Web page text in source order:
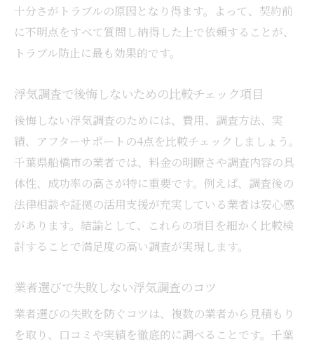
十分さがトラブルの原因となり得ます。よって、契約前
に不明点をすべて質問し納得した上で依頼することが、
トラブル防止に最も効果的です。
浮気調査で後悔しないための比較チェック項目
後悔しない浮気調査のためには、費用、調査方法、実
績、アフターサポートの4点を比較チェックしましょう。
千葉県船橋市の業者では、料金の明瞭さや調査内容の具
体性、成功率の高さが特に重要です。例えば、調査後の
法律相談や証拠の活用支援が充実している業者は安心感
があります。結論として、これらの項目を細かく比較検
討することで満足度の高い調査が実現します。
業者選びで失敗しない浮気調査のコツ
業者選びの失敗を防ぐコツは、複数の業者から見積もり
を取り、口コミや実績を徹底的に調べることです。千葉